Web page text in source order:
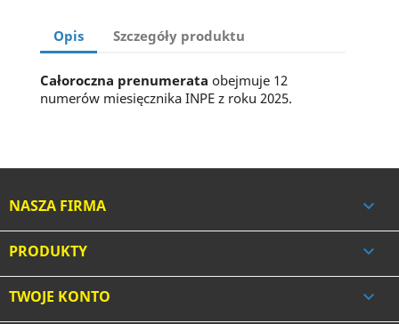
Opis Szczegóły produktu
Całoroczna prenumerata obejmuje 12
numerów miesięcznika INPE z roku 2025.
NASZA FIRMA 
PRODUKTY 
TWOJE KONTO 